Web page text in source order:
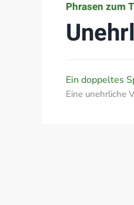
Phrasen zum
Ein doppeltes
Eine unehrliche